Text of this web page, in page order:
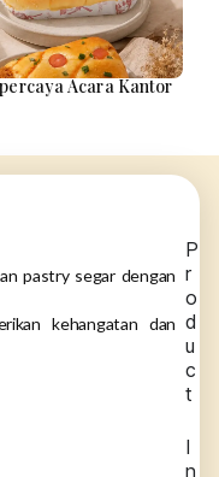
Acara Kantor
pastry segar dengan
kehangatan dan
P
r
o
d
u
c
t
I
n